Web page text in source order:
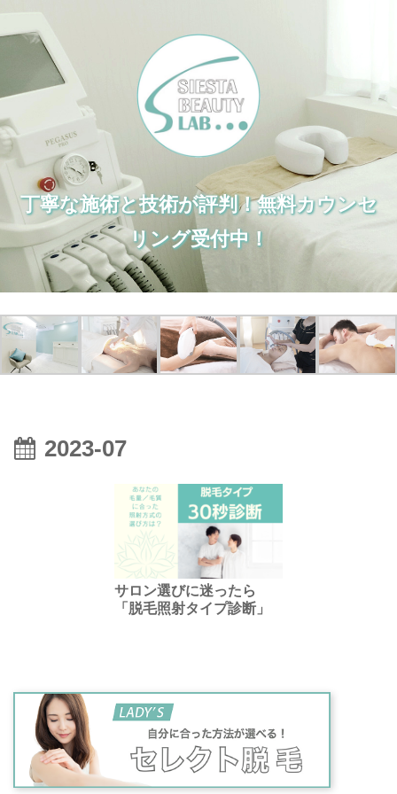
丁寧な施術と技術が評判！無料カウンセ
リング受付中！
2023-07
サロン選びに迷ったら
「脱毛照射タイプ診断」